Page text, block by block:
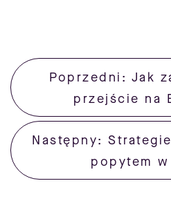
Poprzedni: Jak
przejście na
Następny:
popytem w